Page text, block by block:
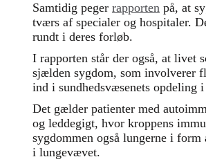
Samtidig peger rapporten på, at
tværs af specialer og hospitaler.
rundt i deres forløb.
I rapporten står der også, at livet
sjælden sygdom, som involverer
ind i sundhedsvæsenets opdeling i
Det gælder patienter med
og leddegigt, hvor kroppens
sygdommen også lungerne i
i lungevævet.